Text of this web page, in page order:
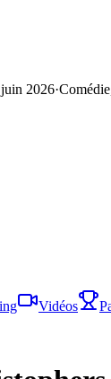
2026·
Vidéos